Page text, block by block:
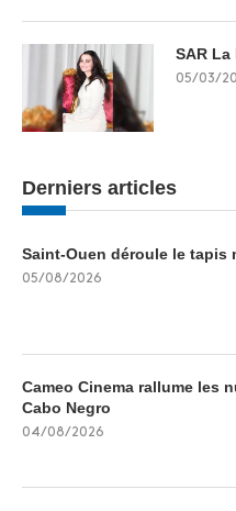
SAR
05/03/
Derniers articles
Saint-Ouen déroule le tapis
05/08/2026
Cameo Cinema rallume les
Cabo Negro
04/08/2026